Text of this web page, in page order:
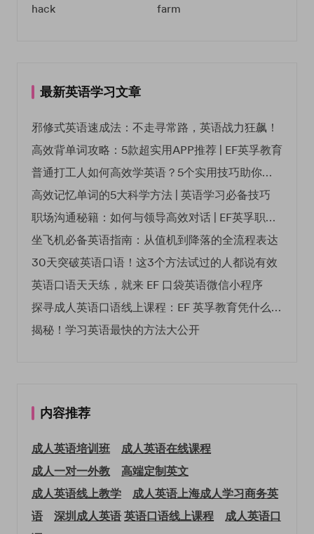
hack
farm
最新英语学习文章
邪修式英语速成法：不走寻常路，英语战力狂飙！
高效背单词攻略：5款超实用APP推荐 | EF英孚教育
普通打工人如何高效学英语？5个实用技巧助你突破职场瓶颈
高效记忆单词的5大科学方法 | 英语学习必备技巧
职场沟通秘籍：如何与领导高效对话 | EF英孚职场指南
坐飞机必备英语指南：从值机到降落的全流程表达
30天突破英语口语！这3个方法试过的人都说有效
英语口语天天练，就来 EF 口袋英语微信小程序
探寻成人英语口语线上课程：EF 英孚教育凭什么领航
揭秘！学习英语最快的方法大公开
内容推荐
成人英语培训班
成人英语在线课程
成人一对一外教
高端定制英文
成人英语线上教学
成人英语上海成人学习商务英
语
深圳成人英语英语口语线上课程
成人英语口